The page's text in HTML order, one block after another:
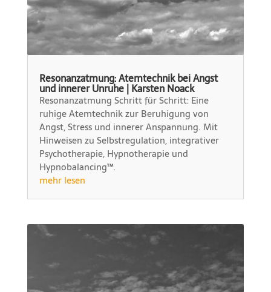
Resonanzatmung: Atemtechnik bei Angst
und innerer Unruhe | Karsten Noack
Resonanzatmung Schritt für Schritt: Eine
ruhige Atemtechnik zur Beruhigung von
Angst, Stress und innerer Anspannung. Mit
Hinweisen zu Selbstregulation, integrativer
Psychotherapie, Hypnotherapie und
Hypnobalancing™.
mehr lesen